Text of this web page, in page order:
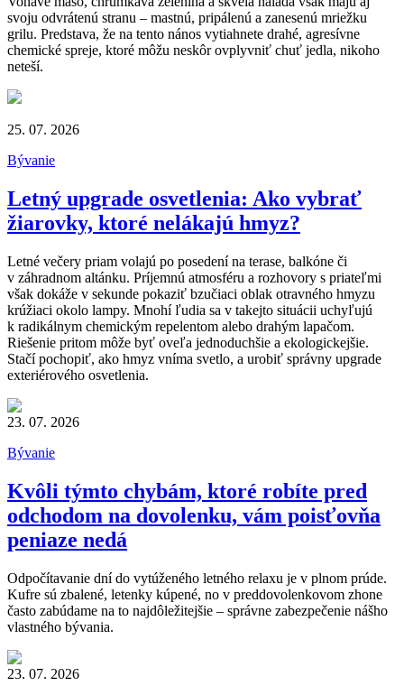
svoju odvrátenú stranu – mastnú, pripálenú a zanesenú mriežku
grilu. Predstava, že na tento nános vytiahnete drahé, agresívne
chemické spreje, ktoré môžu neskôr ovplyvniť chuť jedla, nikoho
neteší.
25. 07. 2026
Bývanie
Letný upgrade osvetlenia: Ako vybrať
žiarovky, ktoré nelákajú hmyz?
Letné večery priam volajú po posedení na terase, balkóne či
v záhradnom altánku. Príjemnú atmosféru a rozhovory s priateľmi
však dokáže v sekunde pokaziť bzučiaci oblak otravného hmyzu
krúžiaci okolo lampy. Mnohí ľudia sa v takejto situácii uchyľujú
k radikálnym chemickým repelentom alebo drahým lapačom.
Riešenie pritom môže byť oveľa jednoduchšie a ekologickejšie.
Stačí pochopiť, ako hmyz vníma svetlo, a urobiť správny upgrade
exteriérového osvetlenia.
23. 07. 2026
Bývanie
Kvôli týmto chybám, ktoré robíte pred
odchodom na dovolenku, vám poisťovňa
peniaze nedá
Odpočítavanie dní do vytúženého letného relaxu je v plnom prúde.
Kufre sú zbalené, letenky kúpené, no v preddovolenkovom zhone
často zabúdame na to najdôležitejšie – správne zabezpečenie nášho
vlastného bývania.
23. 07. 2026